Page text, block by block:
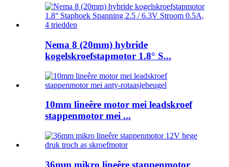
Nema 8 (20mm) hybride
kogelskroefstapmotor 1.8° S...
10mm lineêre motor mei leadskroef
stappenmotor mei ...
36mm mikro lineêre stappenmotor